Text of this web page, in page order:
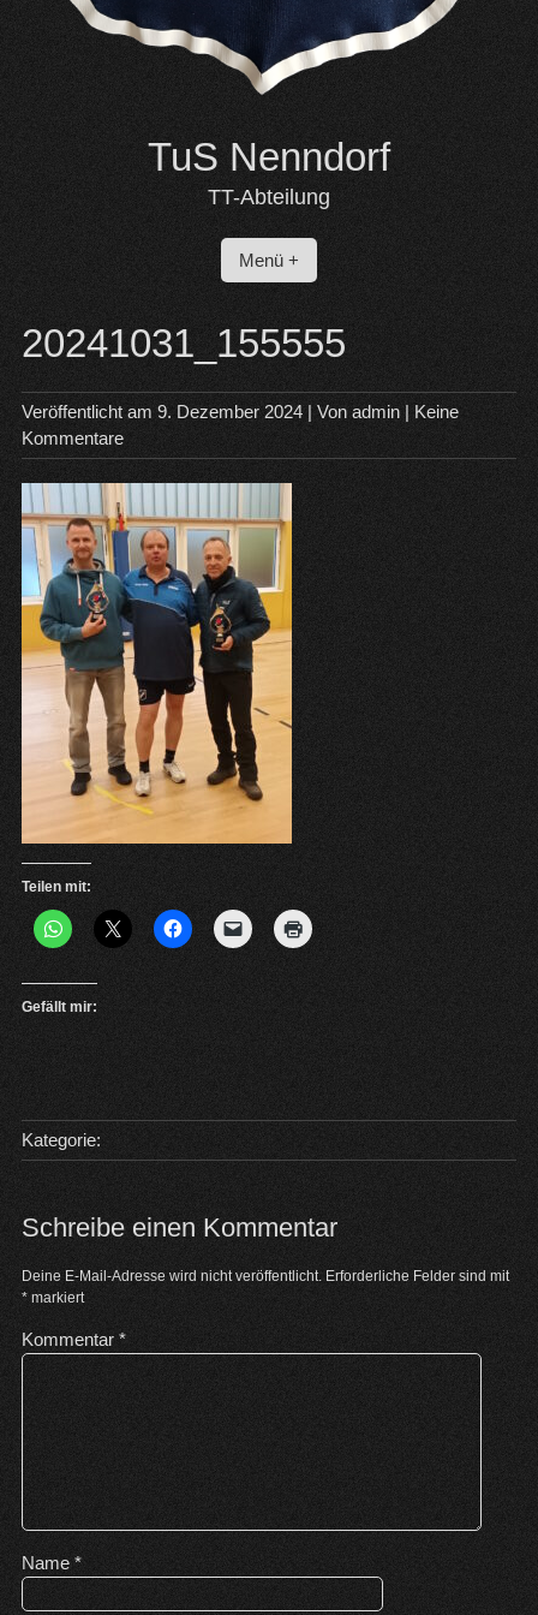
TuS Nenndorf
TT-Abteilung
Menü +
20241031_155555
Veröffentlicht am 9. Dezember 2024| Von admin| Keine
Kommentare
Teilen mit:
Gefällt mir:
Kategorie:
Schreibe einen Kommentar
Deine E-Mail-Adresse wird nicht veröffentlicht. Erforderliche Felder sind mit
*markiert
Kommentar *
Name *